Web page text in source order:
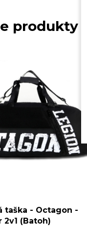
produkty
taška - Octagon -
2v1 (Batoh)